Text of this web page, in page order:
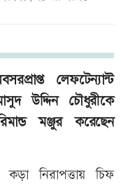
লেফটেন্যান্ট
উদ্দিন চৌধুরীকে
মঞ্জুর করেছেন
নিরাপত্তায় চিফ